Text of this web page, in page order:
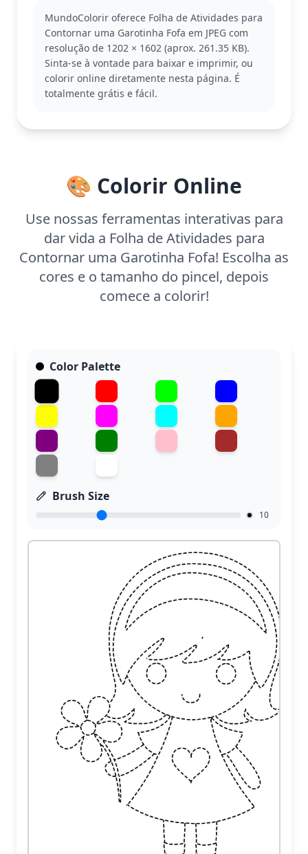
permite que as crianças se concentrem em seguir
as linhas e explorar suas habilidades artísticas.
Outras atividades semelhantes podem incluir
animais ou objetos simples para contornar.
Com complexidade fácil, é adequada para crianças
MundoColorir oferece Folha de Atividades para
Contornar uma Garotinha Fofa em JPEG com
resolução de 1202 × 1602 (aprox. 261.35 KB).
Sinta-se à vontade para baixar e imprimir, ou
colorir online diretamente nesta página. É
totalmente grátis e fácil.
🎨 Colorir Online
Use nossas ferramentas interativas para
dar vida a Folha de Atividades para
Contornar uma Garotinha Fofa! Escolha as
cores e o tamanho do pincel, depois
comece a colorir!
Color Palette
Brush Size
10